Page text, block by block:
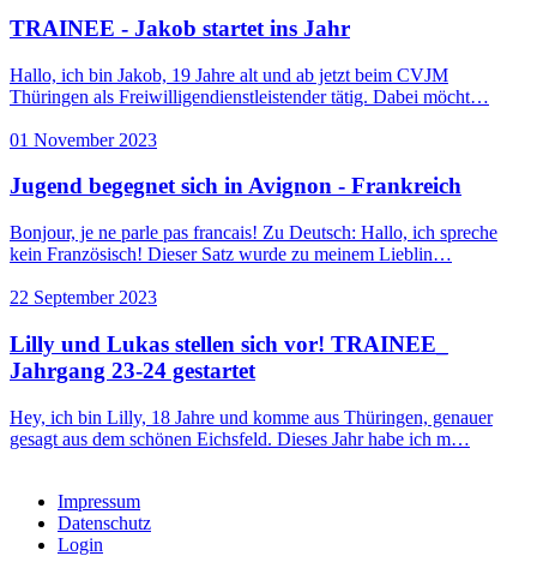
TRAINEE - Jakob startet ins Jahr
Hallo, ich bin Jakob, 19 Jahre alt und ab jetzt beim CVJM
Thüringen als Freiwilligendienstleistender tätig. Dabei möcht…
01 November 2023
Jugend begegnet sich in Avignon - Frankreich
Bonjour, je ne parle pas francais! Zu Deutsch: Hallo, ich spreche
kein Französisch! Dieser Satz wurde zu meinem Lieblin…
22 September 2023
Lilly und Lukas stellen sich vor! TRAINEE_
Jahrgang 23-24 gestartet
Hey, ich bin Lilly, 18 Jahre und komme aus Thüringen, genauer
gesagt aus dem schönen Eichsfeld. Dieses Jahr habe ich m…
Impressum
Datenschutz
Login